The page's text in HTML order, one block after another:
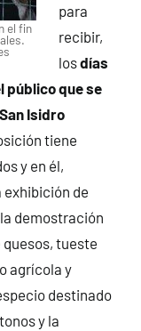
el fin
para
recibir,
losdías
público que se
Isidro
tiene
y en él,
exhibición de
demostración
tueste
agrícola y
destinado
y la